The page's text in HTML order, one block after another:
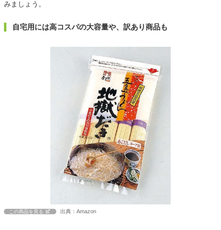
みましょう。
自宅用には高コスパの大容量や、訳あり商品も
この商品を見る 出典：Amazon